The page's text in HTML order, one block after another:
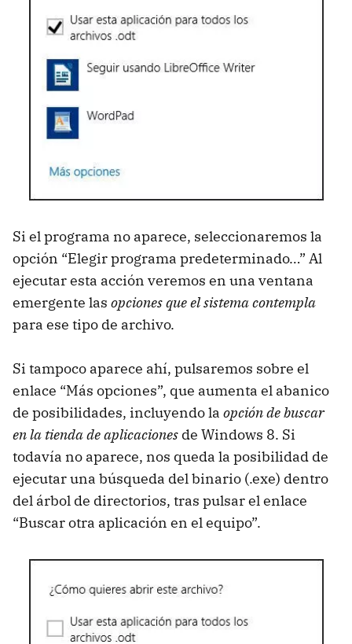
Si el programa no aparece, seleccionaremos la
opción “Elegir programa predeterminado…” Al
ejecutar esta acción veremos en una ventana
emergente las opciones que el sistema contempla
para ese tipo de archivo.
Si tampoco aparece ahí, pulsaremos sobre el
enlace “Más opciones”, que aumenta el abanico
de posibilidades, incluyendo la opción de buscar
en la tienda de aplicaciones de Windows 8. Si
todavía no aparece, nos queda la posibilidad de
ejecutar una búsqueda del binario (.exe) dentro
del árbol de directorios, tras pulsar el enlace
“Buscar otra aplicación en el equipo”.